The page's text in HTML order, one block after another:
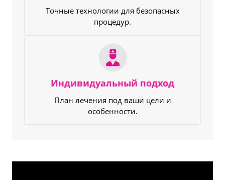
Точные технологии для безопасных
процедур.
Индивидуальный подход
План лечения под ваши цели и
особенности.